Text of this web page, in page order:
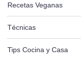
Recetas Veganas
Técnicas
Tips Cocina y Casa